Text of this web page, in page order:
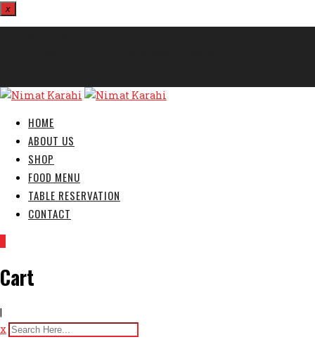
x
HOME
ABOUT US
SHOP
FOOD MENU
TABLE RESERVATION
CONTACT
Cart
|
x